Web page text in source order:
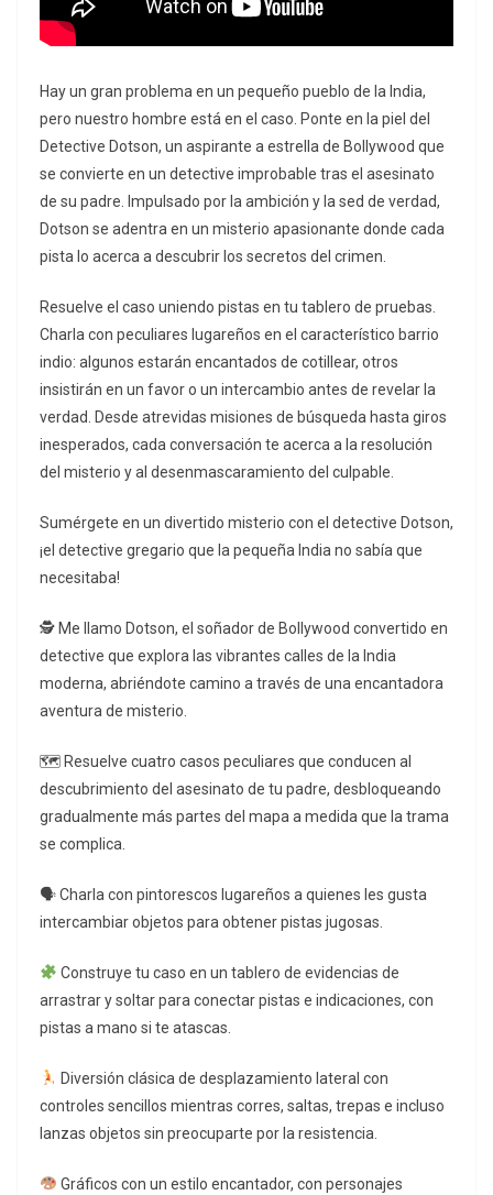
Hay un gran problema en un pequeño pueblo de la India,
pero nuestro hombre está en el caso. Ponte en la piel del
Detective Dotson, un aspirante a estrella de Bollywood que
se convierte en un detective improbable tras el asesinato
de su padre. Impulsado por la ambición y la sed de verdad,
Dotson se adentra en un misterio apasionante donde cada
pista lo acerca a descubrir los secretos del crimen.
Resuelve el caso uniendo pistas en tu tablero de pruebas.
Charla con peculiares lugareños en el característico barrio
indio: algunos estarán encantados de cotillear, otros
insistirán en un favor o un intercambio antes de revelar la
verdad. Desde atrevidas misiones de búsqueda hasta giros
inesperados, cada conversación te acerca a la resolución
del misterio y al desenmascaramiento del culpable.
Sumérgete en un divertido misterio con el detective Dotson,
¡el detective gregario que la pequeña India no sabía que
necesitaba!
🕵️ Me llamo Dotson, el soñador de Bollywood convertido en
detective que explora las vibrantes calles de la India
moderna, abriéndote camino a través de una encantadora
aventura de misterio.
🗺 Resuelve cuatro casos peculiares que conducen al
descubrimiento del asesinato de tu padre, desbloqueando
gradualmente más partes del mapa a medida que la trama
se complica.
🗣 Charla con pintorescos lugareños a quienes les gusta
intercambiar objetos para obtener pistas jugosas.
Construye tu caso en un tablero de evidencias de
arrastrar y soltar para conectar pistas e indicaciones, con
pistas a mano si te atascas.
Diversión clásica de desplazamiento lateral con
controles sencillos mientras corres, saltas, trepas e incluso
lanzas objetos sin preocuparte por la resistencia.
Gráficos con un estilo encantador, con personajes